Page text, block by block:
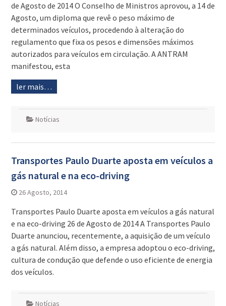
de Agosto de 2014 O Conselho de Ministros aprovou, a 14 de
Agosto, um diploma que revê o peso máximo de
determinados veículos, procedendo à alteração do
regulamento que fixa os pesos e dimensões máximos
autorizados para veículos em circulação. A ANTRAM
manifestou, esta
ler mais…
Notícias
Transportes Paulo Duarte aposta em veículos a
gás natural e na eco-driving
26 Agosto, 2014
Transportes Paulo Duarte aposta em veículos a gás natural
e na eco-driving 26 de Agosto de 2014 A Transportes Paulo
Duarte anunciou, recentemente, a aquisição de um veículo
a gás natural. Além disso, a empresa adoptou o eco-driving,
cultura de condução que defende o uso eficiente de energia
dos veículos.
Notícias